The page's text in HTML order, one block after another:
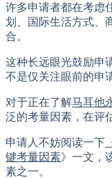
许多申请者都在考虑
划、国际生活方式、
合。
这种长远眼光鼓励申
不是仅关注眼前的申
对于正在了解马耳他
泛的考量因素，在评
申请人不妨阅读一下
键考量因素》一文，
素之一。